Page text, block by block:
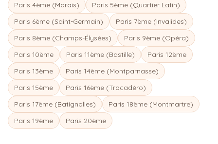
Paris 4ème (Marais)
Paris 5ème (Quartier Latin)
Paris 6ème (Saint-Germain)
Paris 7ème (Invalides)
Paris 8ème (Champs-Élysées)
Paris 9ème (Opéra)
Paris 10ème
Paris 11ème (Bastille)
Paris 12ème
Paris 13ème
Paris 14ème (Montparnasse)
Paris 15ème
Paris 16ème (Trocadéro)
Paris 17ème (Batignolles)
Paris 18ème (Montmartre)
Paris 19ème
Paris 20ème